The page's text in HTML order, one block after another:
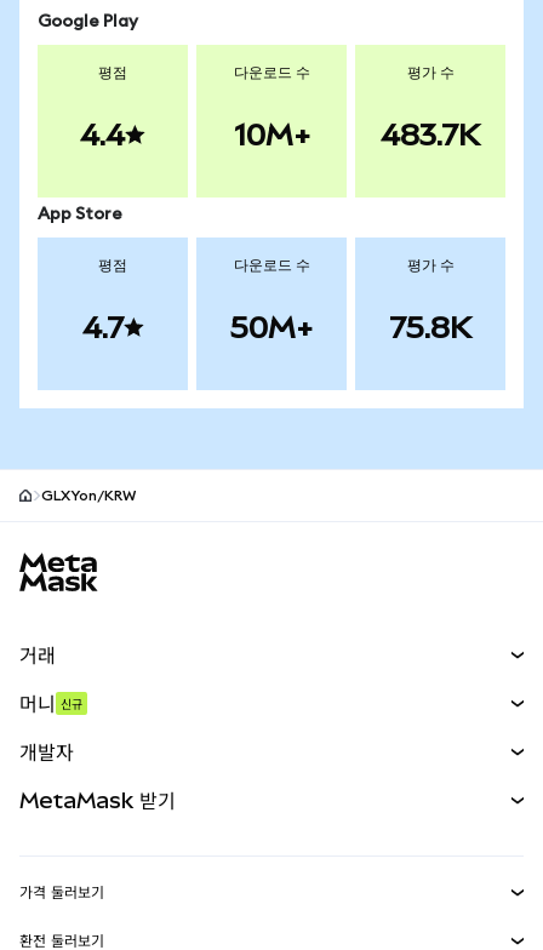
Google Play
평점
4.4
다운로드 수
10M+
평가 수
483.7K
App Store
평점
4.7
다운로드 수
50M+
평가 수
75.8K
GLXYon/KRW
거래
무기한 선물
실물자산
머니 신규
개발자
MetaMask 받기
가격 둘러보기
환전 둘러보기